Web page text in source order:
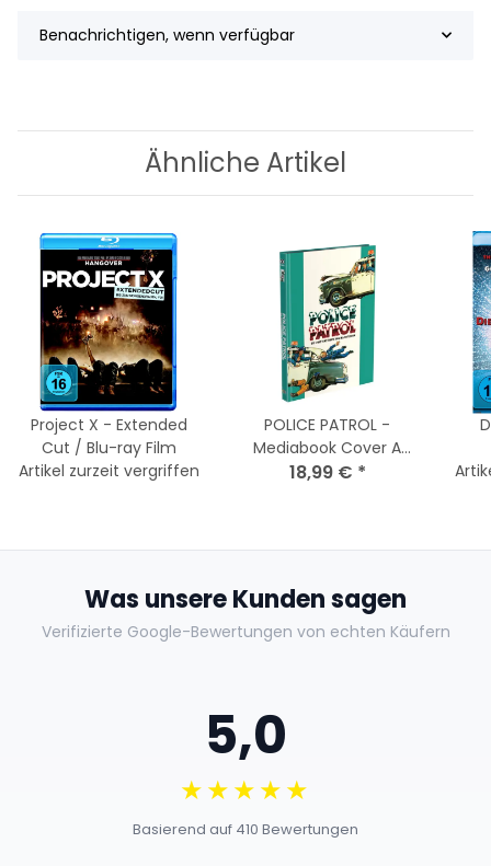
Benachrichtigen, wenn verfügbar
Ähnliche Artikel
Project X - Extended
Cut / Blu-ray Film
Artikel zurzeit vergriffen
POLICE PATROL -
Mediabook Cover A
(BluRay+DVD) Limited
18,99 € *
Was unsere Kunden sagen
Verifizierte Google-Bewertungen von echten Käufern
5,0
★★★★★
Basierend auf 410 Bewertungen